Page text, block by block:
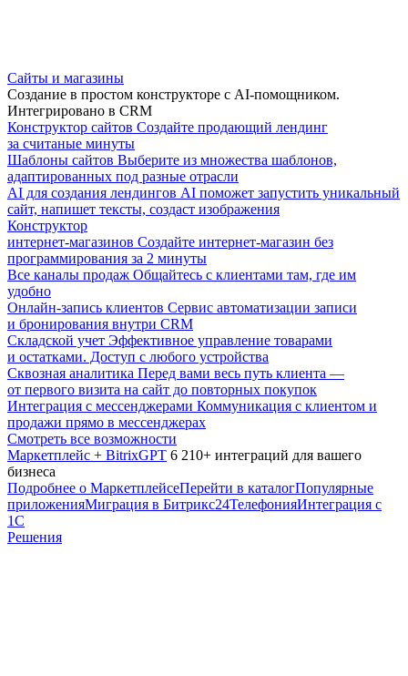
Сайты и магазины
Создание в простом конструкторе с AI-помощником.
Интегрировано в CRM
Конструктор сайтов Создайте продающий лендинг
за считаные минуты
Шаблоны сайтов Выберите из множества шаблонов,
адаптированных под разные отрасли
AI для создания лендингов AI поможет запустить уникальный
сайт, напишет тексты, создаст изображения
Конструктор
интернет-магазинов Создайте интернет-магазин без
программирования за 2 минуты
Все каналы продаж Общайтесь с клиентами там, где им
удобно
Онлайн-запись клиентов Сервис автоматизации записи
и бронирования внутри CRM
Складской учет Эффективное управление товарами
и остатками. Доступ с любого устройства
Сквозная аналитика Перед вами весь путь клиента —
от первого визита на сайт до повторных покупок
Интеграция с мессенджерами Коммуникация с клиентом и
продажи прямо в мессенджерах
Смотреть все возможности
Маркетплейс + BitrixGPT 6 210+ интеграций для вашего
бизнеса
Подробнее о МаркетплейсеПерейти в каталогПопулярные
приложенияМиграция в Битрикс24ТелефонияИнтеграция с
1С
Решения